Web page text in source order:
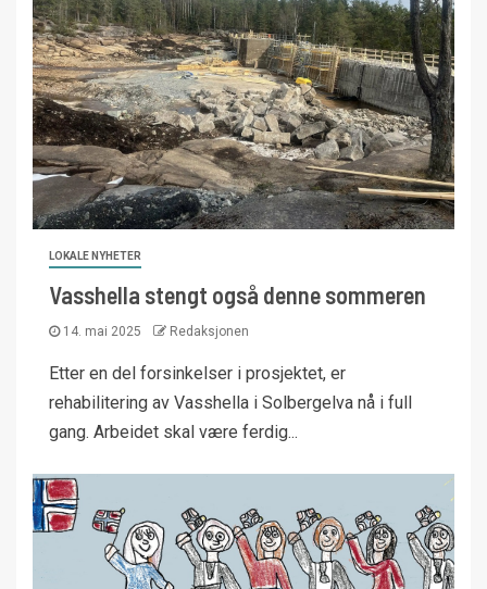
LOKALE NYHETER
Vasshella stengt også denne sommeren
14. mai 2025 Redaksjonen
Etter en del forsinkelser i prosjektet, er
rehabilitering av Vasshella i Solbergelva nå i full
gang. Arbeidet skal være ferdig...